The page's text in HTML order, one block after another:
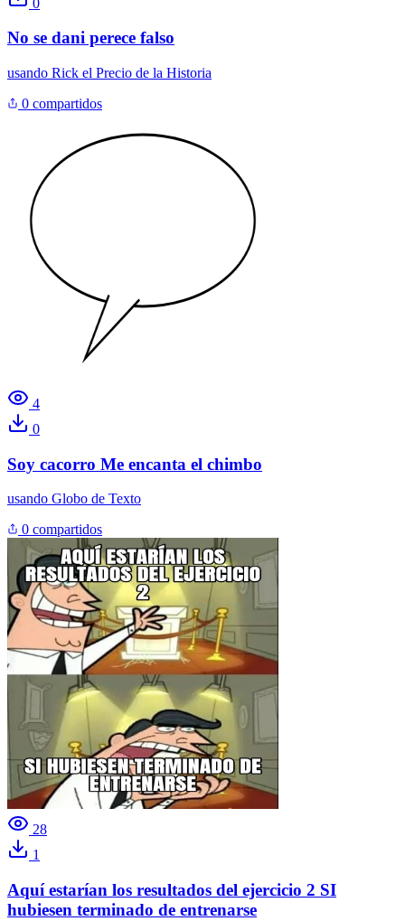
No se dani perece falso
usando Rick el Precio de la Historia
0 compartidos
4
0
Soy cacorro Me encanta el chimbo
usando Globo de Texto
0 compartidos
28
1
Aquí estarían los resultados del ejercicio 2 SI
hubiesen terminado de entrenarse